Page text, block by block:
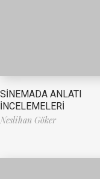
SİNEMADA ANLATI
İNCELEMELERİ
Neslihan Göker